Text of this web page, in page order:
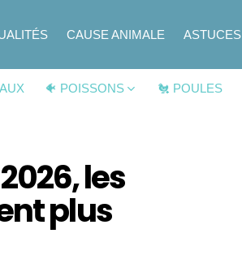
CAUSE ANIMALE ASTUCES
🐠 POISSONS 🐔 POULES
les
plus